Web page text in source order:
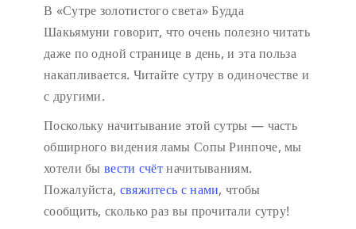
В «Сутре золотистого света» Будда
Шакьямуни говорит, что очень полезно читать
даже по одной странице в день, и эта польза
накапливается. Читайте сутру в одиночестве и
с другими.
Поскольку начитывание этой сутры — часть
обширного видения ламы Сопы Ринпоче, мы
хотели бы вести счётначитываниям.
Пожалуйста, свяжитесь с нами, чтобы
сообщить, сколько раз вы прочитали сутру!